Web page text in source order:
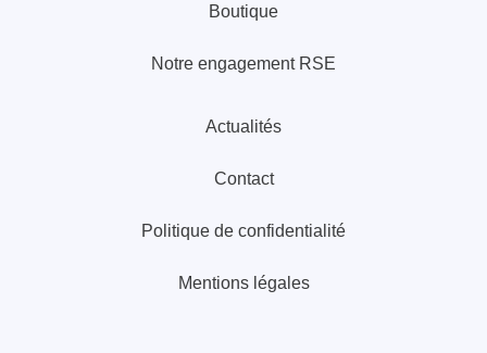
Boutique
Notre engagement RSE
Actualités
Contact
Politique de confidentialité
Mentions légales